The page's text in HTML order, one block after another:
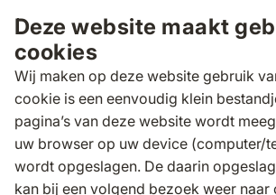
Deze website maakt
cookies
Wij maken op deze website gebruik
cookie is een eenvoudig klein
pagina’s van deze website wordt
uw browser op uw device (computer/
wordt opgeslagen. De daarin
kan bij een volgend bezoek weer naar
Zoeken
Klantscore9,5/10